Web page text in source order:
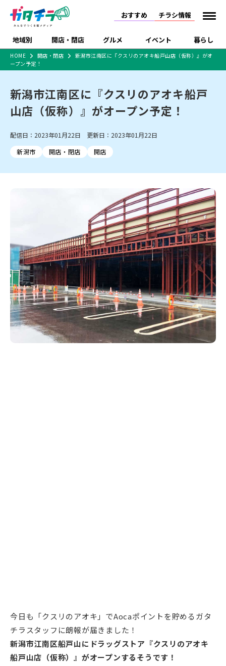
おすすめ チラシ情報
地域別 開店・閉店 グルメ イベント 暮らし
新潟市 下越
中越 上越
佐渡
新潟市東区 新潟市西区
新潟市北区
新潟市江南区 新潟市秋葉区
新潟市西蒲区
村上・関川
新発田・聖籠
胎内・粟島
三条・加茂・田上
五泉・阿賀野・阿賀
燕・弥彦
長岡・見附
小千谷・十日町・津南
魚沼・南魚沼・湯沢
柏崎・刈羽・出雲崎
上越・妙高・糸魚川
開店 閉店
リニューアル・移転 休業 開店まとめ
新潟市・開店
新潟市・閉店
ラーメン・開店
ラーメン・閉店
ラーメン 現地レポート
和食 洋食
スイーツ ランチ
食べ歩き テイクアウト
季節・期間限定
居酒屋・バー 焼肉
パスタ
パン・ベーカリー
タレカツ・豚カツ
デカ盛り・大盛り
旨辛・激辛
定食・町定食 海鮮・鮨
そば・うどん
日本酒・新潟清酒
ワイン・クラフトビール
ケーキ・パフェ
ビアガーデン・暑気払い
忘新年会・歓送迎会
体験・販売 祭り・伝統行事
趣味・展示会 ライブ・コンサート
スポーツ
にいがた酒の陣・新潟
子ども向け 花火大会
入場無料
完成見学会 学生スポーツ アルビレックス
施設・ショップ
住宅メーカー・工務
店
食品メーカー・県産
品
習い事・塾 アパレル・雑貨
フィットネス・ジム
旅館
水族館
スキー場
リユース・買取
イオンモール
ラブラ万代・ラブラ2
新潟伊勢丹
ピア万代
リバーサイド千秋
パティオPATIO
特売セール インタビュー
特集・まとめ記事
セツコママ ランキング 新潟人
食品スーパー・コンビ
ショッピングモール・
大型施設
ドラッグストア・ホーム
センター
ファッション
外食・テイクアウト
旅行・レジャー
家電・携帯電話
習い事・塾 通販・EC イベント
求人
新潟市 チラシ
長岡・見附 チラシ
上越・妙高・糸魚川 チラシ
注目 チラシ
週末セール
火曜セール
オープン・リニューアルセール
周年祭・感謝祭セール
HOME 開店・閉店
新潟市江南区に『クスリのアオキ船戸山店（仮称）』がオ
ープン予定！
新潟市江南区に『クスリのアオキ船戸
山店（仮称）』がオープン予定！
配信日：2023年01月22日 更新日：2023年01月22日
新潟市
開店・閉店 開店
今日も「クスリのアオキ」でAocaポイントを貯めるガタ
チラスタッフに朗報が届きました！
新潟市江南区船戸山にドラッグストア『クスリのアオキ
船戸山店（仮称）』がオープンするそうです！